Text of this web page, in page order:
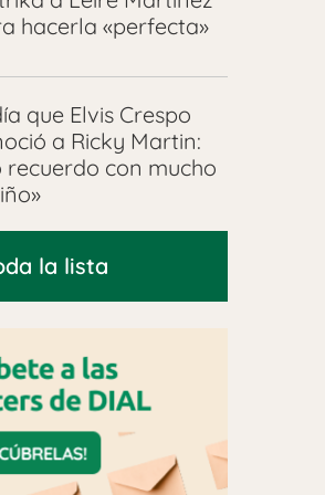
hacerla «perfecta»
que Elvis Crespo
a Ricky Martin:
recuerdo con mucho
la lista